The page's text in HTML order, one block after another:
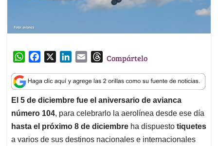
W
a
t
s
A
p
p
c
e
b
o
o
k
n
k
e
d
I
n
a
i
l
T
r
e
a
d
s
Compártelo
El 5 de diciembre fue el aniversario de avianca
número 104, para celebrarlo la aerolínea desde ese día
hasta el próximo 8 de diciembre ha dispuesto tiquetes
a varios de sus destinos nacionales e internacionales